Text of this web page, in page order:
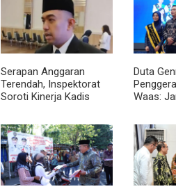
Serapan Anggaran
Terendah, Inspektorat
Soroti Kinerja Kadis
Duta
Waas: